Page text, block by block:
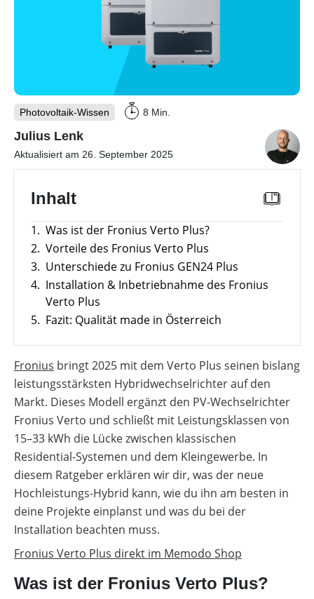
Unterkonstruktionen
Produkt-
Vergleiche
&
Freigabelisten
Förderübersicht
Alle
Werkzeuge
entdecken
PV
Unabhängigkeitsrechner
Gewerbe-Wissen
Themenbereiche
Gewerbespeicher
Großprojekte
Werkzeuge
Übersicht
Gewerbespeicher-
Vergleich
Gewerbewechselrichter-
Vergleich
Förderungen
Photovoltaik
Alle
Werkzeuge
entdecken
Themenbereiche
Wärmepumpen
Wärmepumpen
Werkzeuge
Übersicht
Produkt-
Kataloge
Vergleiche
Freigabelisten
Förderübersicht
Alle
Werkzeuge
entdecken
Welt
Übersicht
Wärmepumpen
PV-
Anlage
mit
Wärmepumpe
planen
Faktoren
für
die
Wärmepumpen
Wahl
sich
eine
Luft-
Wasser-
Wärmepumpe
Wärmepumpe
Themenbereiche
Wallbox
Ladestationen
Werkzeuge
Übersicht
Produkt-
Wallbox-
/
Ladesäulen-
Vergleich
E-
Förderung
Werkzeuge
entdecken
Podcast
Werkzeuge
Übersicht
Unterstützung
deinen
Installateursalltag
Übersicht
Förderungen
Memodo-
Vergleiche
&
Freigabelisten
Erfassungsbögen
Wallbox-
Ladesäulen-
PV-
Online-Shop
Deutschland
Photovoltaik-Wissen
Aktualisiert am 26. September 2025
8 Min.
Julius Lenk
Inhalt
1. Was ist der Fronius Verto Plus?
2. Vorteile des Fronius Verto Plus
3. Unterschiede zu Fronius GEN24 Plus
4. Installation & Inbetriebnahme des Fronius
Verto Plus
5. Fazit: Qualität made in Österreich
Fronius bringt 2025 mit dem Verto Plus seinen bislang
leistungsstärksten Hybridwechselrichter auf den
Markt. Dieses Modell ergänzt den PV-Wechselrichter
Fronius Verto und schließt mit Leistungsklassen von
15–33 kWh die Lücke zwischen klassischen
Residential-Systemen und dem Kleingewerbe. In
diesem Ratgeber erklären wir dir, was der neue
Hochleistungs-Hybrid kann, wie du ihn am besten in
deine Projekte einplanst und was du bei der
Installation beachten muss.
Fronius Verto Plus direkt im Memodo Shop
Was ist der Fronius Verto Plus?